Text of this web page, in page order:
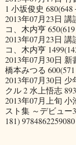
1 小坂俊史 680(648
2013年07月23日
コ、木内亨
2013年07月23日
コ、木内亨
2013年07月30日
橋本みつる
2013年07月30日
クル 2 水上悟志
2013年07月上旬
スト集 ～デビュー
181)